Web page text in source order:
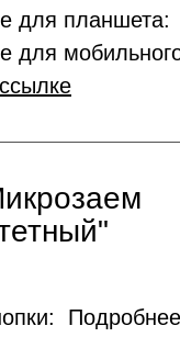
для планшета:
для
Подробнее